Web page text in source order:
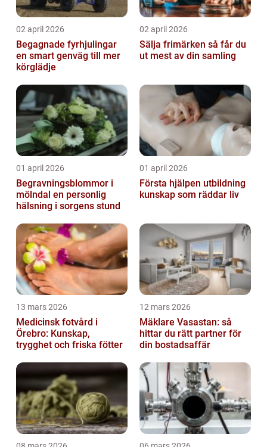
02 april 2026
Begagnade fyrhjulingar
en smart genväg till mer
körglädje
02 april 2026
Sälja frimärken så får du
ut mest av din samling
01 april 2026
Begravningsblommor i
mölndal en personlig
hälsning i sorgens stund
01 april 2026
Första hjälpen utbildning
kunskap som räddar liv
13 mars 2026
Medicinsk fotvård i
Örebro: Kunskap,
trygghet och friska fötter
12 mars 2026
Mäklare Vasastan: så
hittar du rätt partner för
din bostadsaffär